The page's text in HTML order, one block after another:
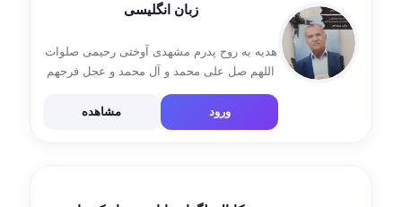
زبان انگلیسی
هدیه به روح پدرم مشهدی آوختی رحیمی صلوات
اللهم صل علی محمد و آل محمد و عجل فرجهم
ورود
مشاهده